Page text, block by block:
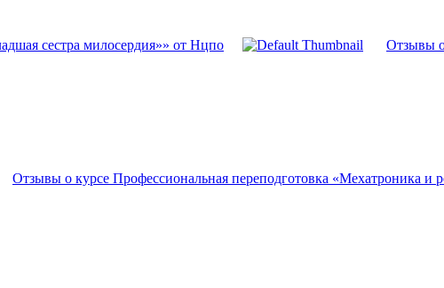
сестра милосердия»» от Нцпо Отзывы о
Отзывы о курсе Профессиональная переподготовка «Мехатроника и